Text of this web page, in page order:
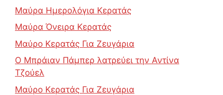
Μαύρα Ημερολόγια Κερατάς
Μαύρα Όνειρα Κερατάς
Μαύρο Κερατάς Για Ζευγάρια
Ο Μπράιαν Πάμπερ λατρεύει την Αντίνα
Τζούελ
Μαύρο Κερατάς Για Ζευγάρια